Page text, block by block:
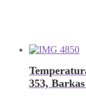
353,